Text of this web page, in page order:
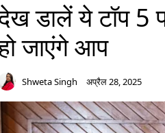
डालें ये टॉप 5
जाएंगे आप
Shweta Singh अप्रैल 28, 2025